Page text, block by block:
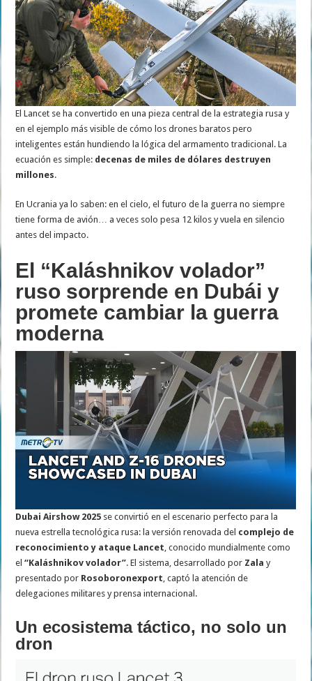
El Lancet se ha convertido en una pieza central de la estrategia rusa y
en el ejemplo más visible de cómo los drones baratos pero
inteligentes están hundiendo la lógica del armamento tradicional. La
ecuación es simple: decenas de miles de dólares destruyen
millones.
En Ucrania ya lo saben: en el cielo, el futuro de la guerra no siempre
tiene forma de avión… a veces solo pesa 12 kilos y vuela en silencio
antes del impacto.
El “Kaláshnikov volador”
ruso sorprende en Dubái y
promete cambiar la guerra
moderna
Dubai Airshow 2025 se convirtió en el escenario perfecto para la
nueva estrella tecnológica rusa: la versión renovada del complejo de
reconocimiento y ataque Lancet, conocido mundialmente como
el“Kaláshnikov volador”. El sistema, desarrollado por Zala y
presentado por Rosoboronexport, captó la atención de
delegaciones militares y prensa internacional.
Un ecosistema táctico, no solo un
dron